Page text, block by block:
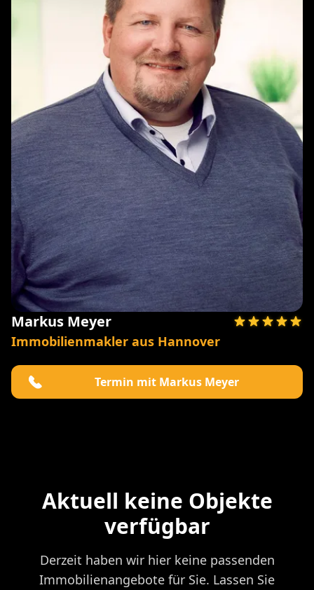
Markus Meyer
Immobilienmakler aus Hannover
Termin mit Markus Meyer
Aktuell keine Objekte
verfügbar
Derzeit haben wir hier keine passenden
Immobilienangebote für Sie. Lassen Sie